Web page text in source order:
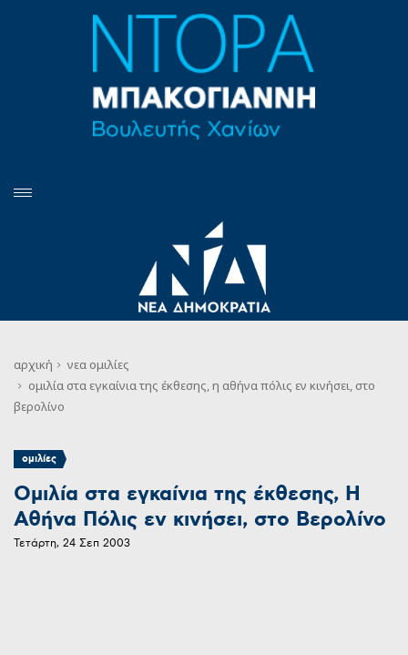
αρχική νεα ομιλίες
ομιλία στα εγκαίνια της έκθεσης, η αθήνα πόλις εν κινήσει, στο
βερολίνο
ομιλίες
Ομιλία στα εγκαίνια της έκθεσης, Η
Αθήνα Πόλις εν κινήσει, στο Βερολίνο
Τετάρτη, 24 Σεπ 2003